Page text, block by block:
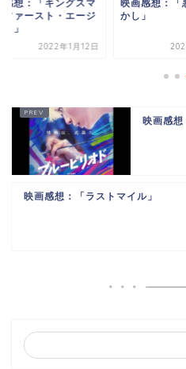
感想：「キングスマ
ァースト・エージ
」
2022年1月12日
映画感想：「
かし」
映画感想
映画感想：「ラストマイル」